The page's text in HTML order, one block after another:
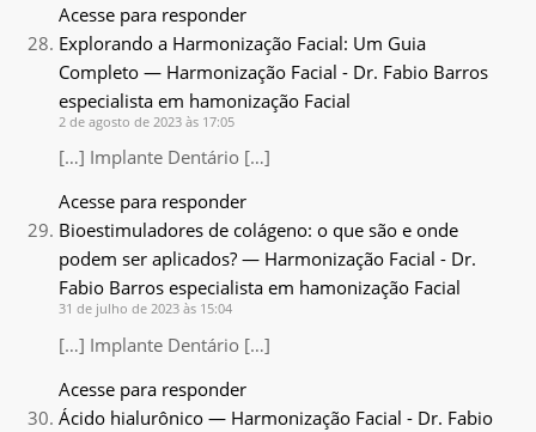
Acesse para responder
Explorando a Harmonização Facial: Um Guia
Completo — Harmonização Facial - Dr. Fabio Barros
especialista em hamonização Facial
2 de agosto de 2023 às 17:05
[…] Implante Dentário […]
Acesse para responder
Bioestimuladores de colágeno: o que são e onde
podem ser aplicados? — Harmonização Facial - Dr.
Fabio Barros especialista em hamonização Facial
31 de julho de 2023 às 15:04
[…] Implante Dentário […]
Acesse para responder
Ácido hialurônico — Harmonização Facial - Dr. Fabio